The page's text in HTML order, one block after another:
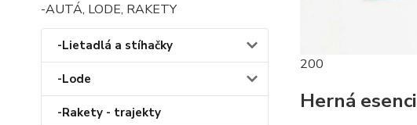
-AUTÁ, LODE, RAKETY
-Lietadlá a stíhačky
-Lode
-Rakety - trajekty
200
Herná